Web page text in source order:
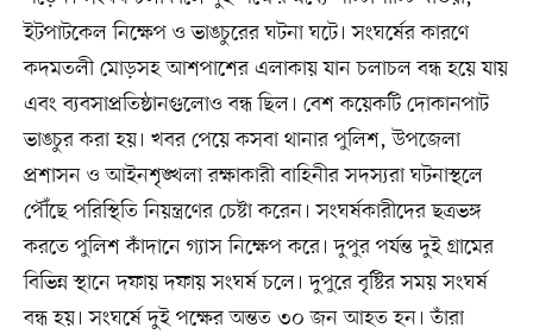
ইটপাটকেল নিক্ষেপ ও ভাঙচুরের ঘটনা ঘটে। সংঘর্ষের কারণে
কদমতলী মোড়সহ আশপাশের এলাকায় যান চলাচল বন্ধ হয়ে যায়
এবং ব্যবসাপ্রতিষ্ঠানগুলোও বন্ধ ছিল। বেশ কয়েকটি দোকানপাট
ভাঙচুর করা হয়। খবর পেয়ে কসবা থানার পুলিশ, উপজেলা
প্রশাসন ও আইনশৃঙ্খলা রক্ষাকারী বাহিনীর সদস্যরা ঘটনাস্থলে
পৌঁছে পরিস্থিতি নিয়ন্ত্রণের চেষ্টা করেন। সংঘর্ষকারীদের ছত্রভঙ্গ
করতে পুলিশ কাঁদানে গ্যাস নিক্ষেপ করে। দুপুর পর্যন্ত দুই গ্রামের
বিভিন্ন স্থানে দফায় দফায় সংঘর্ষ চলে। দুপুরে বৃষ্টির সময় সংঘর্ষ
বন্ধ হয়। সংঘর্ষে দুই পক্ষের অন্তত ৩০ জন আহত হন। তাঁরা